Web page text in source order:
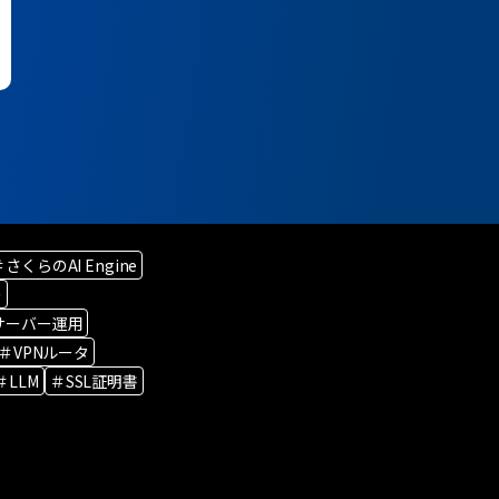
さくらのAI Engine
ーバー運用
VPNルータ
LLM
＃SSL証明書